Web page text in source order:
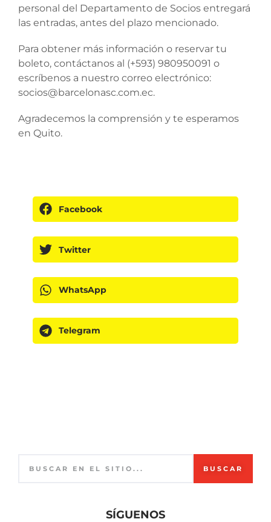
personal del Departamento de Socios entregará
las entradas, antes del plazo mencionado.
Para obtener más información o reservar tu
boleto, contáctanos al (+593) 980950091 o
escríbenos a nuestro correo electrónico:
socios@barcelonasc.com.ec.
Agradecemos la comprensión y te esperamos
en Quito.
Facebook
Twitter
WhatsApp
Telegram
BUSCAR
SÍGUENOS